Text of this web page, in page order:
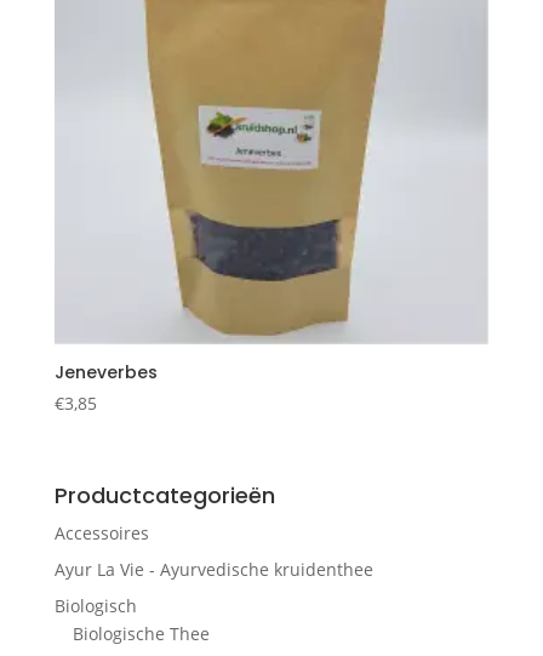
Jeneverbes
€3,85
Productcategorieën
Accessoires
Ayur La Vie - Ayurvedische kruidenthee
Biologisch
Biologische Thee